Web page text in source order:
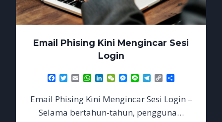
Email Phising Kini Mengincar Sesi
Login
Facebook
TwitterEmailWhatsApp
LinkedIn
WeChatMessenger
Line Telegram
Copy
Link
Email Phising Kini Mengincar Sesi Login –
Selama bertahun-tahun, pengguna…